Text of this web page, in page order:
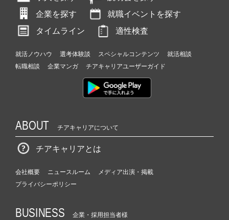
企業を探す
就職イベントを探す
タイムライン
適性検査
就活ノウハウ 選考体験談 スペシャルコンテンツ
就活相談
転職相談
企業マンガ チアキャリアユーザーガイド
ABOUT チアキャリアについて
チアキャリアとは
会社概要 ニュースルーム
メディア出演・掲載
プライバシーポリシー
BUSINESS 企業・採用担当者様